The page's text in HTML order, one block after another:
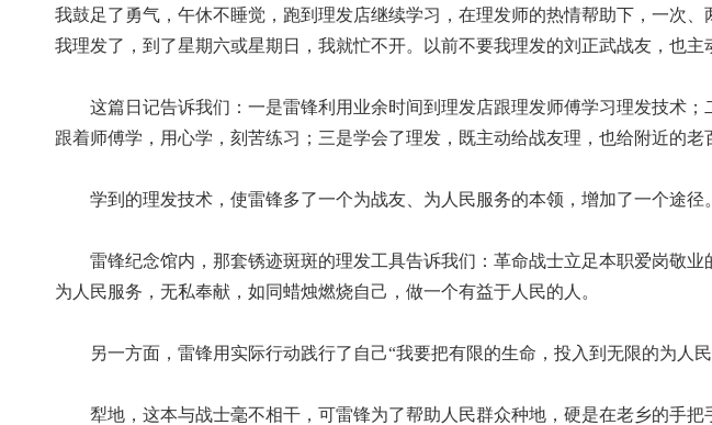
我鼓足了勇气，午休不睡觉，跑到理发店继续学习，在理发师的热情帮助下，一次
我理发了，到了星期六或星期日，我就忙不开。以前不要我理发的刘正武战友，也主
这篇日记告诉我们：一是雷锋利用业余时间到理发店跟理发师傅学习理发技术；
跟着师傅学，用心学，刻苦练习；三是学会了理发，既主动给战友理，也给附近的老
学到的理发技术，使雷锋多了一个为战友、为人民服务的本领，增加了一个途径。
雷锋纪念馆内，那套锈迹斑斑的理发工具告诉我们：革命战士立足本职爱岗敬业
为人民服务，无私奉献，如同蜡烛燃烧自己，做一个有益于人民的人。
另一方面，雷锋用实际行动践行了自己“我要把有限的生命，投入到无限的为人
犁地，这本与战士毫不相干，可雷锋为了帮助人民群众种地，硬是在老乡的手把